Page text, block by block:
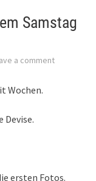
Samstag
a comment
Wochen.
Devise.
ersten Fotos.